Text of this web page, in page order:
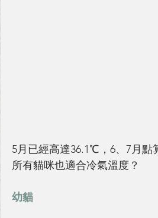
5月已經高達36.1℃，6、7月
所有貓咪也適合冷氣溫度？
幼貓